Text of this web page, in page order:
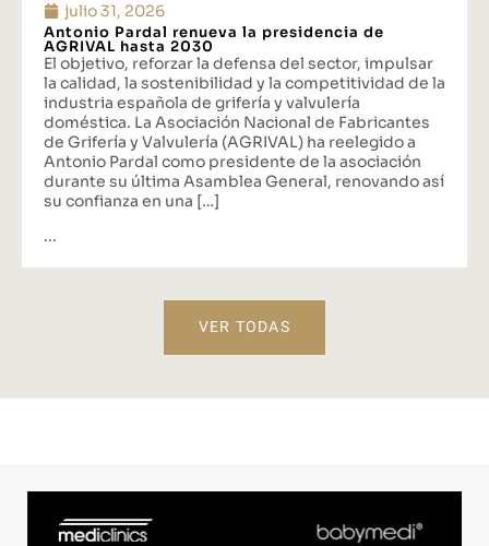
julio 31, 2026
Antonio Pardal renueva la presidencia de
AGRIVAL hasta 2030
El objetivo, reforzar la defensa del sector, impulsar
la calidad, la sostenibilidad y la competitividad de la
industria española de grifería y valvulería
doméstica. La Asociación Nacional de Fabricantes
de Grifería y Valvulería (AGRIVAL) ha reelegido a
Antonio Pardal como presidente de la asociación
durante su última Asamblea General, renovando así
su confianza en una […]
...
VER TODAS